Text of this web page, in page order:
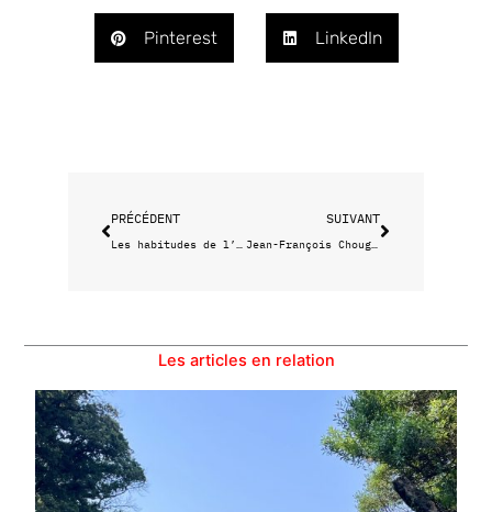
Pinterest LinkedIn
PRÉCÉDENT
Les habitudes de l’équipe de Marsatac
SUIVANT
Jean-François Chougnet au MuCEM
Les articles en relation